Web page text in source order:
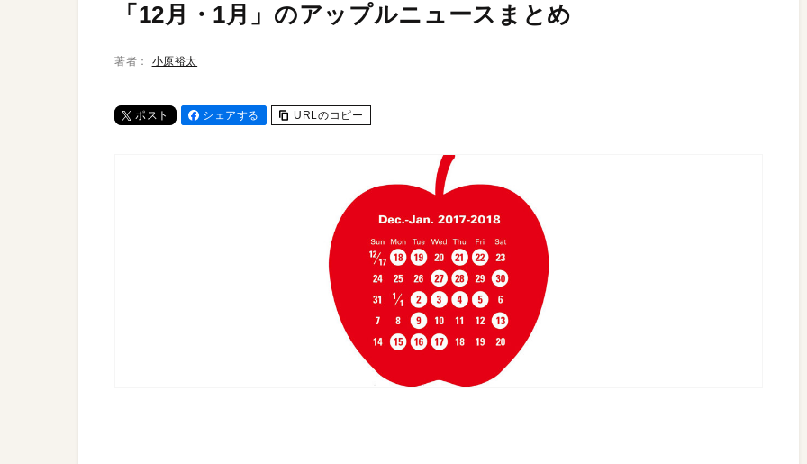
「12月・1月」のアップルニュースまとめ
著者： 小原裕太
ポスト シェアする URLのコピー